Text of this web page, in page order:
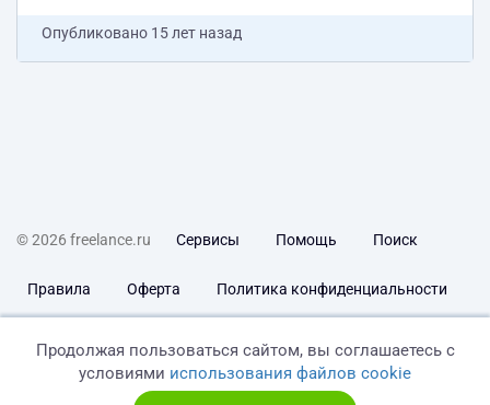
Опубликовано 15 лет назад
© 2026 freelance.ru Сервисы Помощь Поиск
Правила Оферта Политика конфиденциальности
Продолжая пользоваться сайтом, вы соглашаетесь с
условиями использования файлов cookie